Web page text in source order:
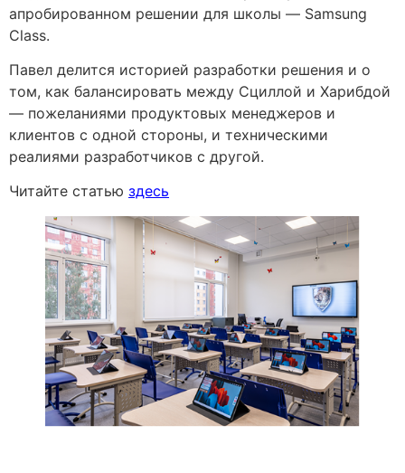
апробированном решении для школы — Samsung
Class.
Павел делится историей разработки решения и о
том, как балансировать между Сциллой и Харибдой
— пожеланиями продуктовых менеджеров и
клиентов с одной стороны, и техническими
реалиями разработчиков с другой.
Читайте статью здесь